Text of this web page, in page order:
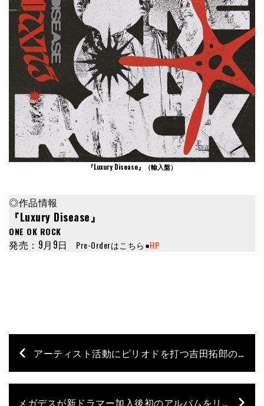
『Luxury Disease』 （輸入盤）
◎作品情報
『Luxury Disease』
ONE OK ROCK
発売：9月9日 Pre-Orderはこちら●HP
アーティスト活動にピリオドを打つ吉田拓郎の最新／最後のアルバム
メガデスが新ドラマー加入後初のアルバムをリリース！